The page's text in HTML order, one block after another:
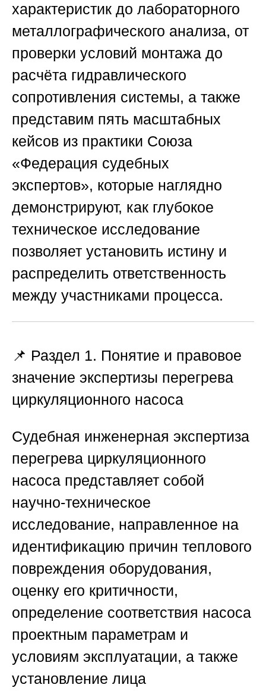
характеристик до лабораторного
металлографического анализа, от
проверки условий монтажа до
расчёта гидравлического
сопротивления системы, а также
представим пять масштабных
кейсов из практики Союза
«Федерация судебных
экспертов», которые наглядно
демонстрируют, как глубокое
техническое исследование
позволяет установить истину и
распределить ответственность
между участниками процесса.
📌 Раздел 1. Понятие и правовое
значение экспертизы перегрева
циркуляционного насоса
Судебная инженерная экспертиза
перегрева циркуляционного
насоса представляет собой
научно-техническое
исследование, направленное на
идентификацию причин теплового
повреждения оборудования,
оценку его критичности,
определение соответствия насоса
проектным параметрам и
условиям эксплуатации, а также
установление лица